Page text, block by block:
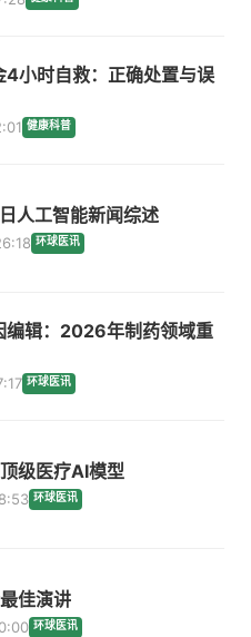
4小时自救：正确处置与误
健康科普
人工智能新闻综述
环球医讯
编辑：2026年制药领域重
环球医讯
级医疗AI模型
环球医讯
佳演讲
环球医讯